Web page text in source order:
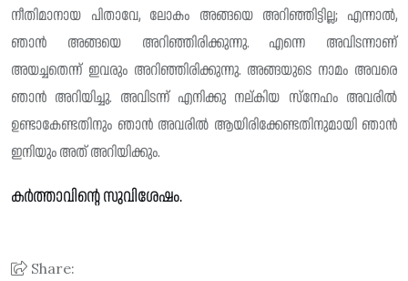
നീതിമാനായ പിതാവേ, ലോകം അങ്ങയെ അറിഞ്ഞിട്ടില്ല; എന്നാൽ,
ഞാൻ അങ്ങയെ അറിഞ്ഞിരിക്കുന്നു. എന്നെ അവിടന്നാണ്
അയച്ചതെന്ന് ഇവരും അറിഞ്ഞിരിക്കുന്നു. അങ്ങയുടെ നാമം അവരെ
ഞാൻ അറിയിച്ചു. അവിടന്ന് എനിക്കു നല്‌കിയ സ്നേഹം അവരിൽ
ഉണ്ടാകേണ്ടതിനും ഞാൻ അവരിൽ ആയിരിക്കേണ്ടതിനുമായി ഞാൻ
ഇനിയും അത് അറിയിക്കും.
കർത്താവിന്റെ സുവിശേഷം.
Share: